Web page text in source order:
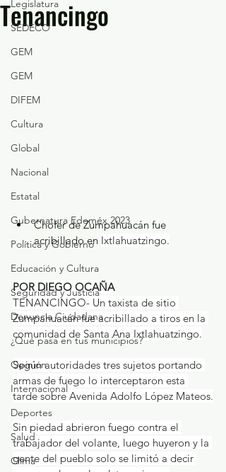
Legislatura
SEDECO
GEM
GEM
DIFEM
Cultura
Global
Nacional
Estatal
Gubernatura Edoméx 2023
Política y Gobierno
Educación y Cultura
Seguridad y Justicia
Denuncia Ciudadana
¿Qué pasa en tus municipios?
Opinión
Internacional
Deportes
Salud
Clima
Tenancingo
Chofer de Zumpahuacán fue
acribillado en Ixtlahuatzingo.
POR DIEGO OCAÑA
TENANCINGO- Un taxista de sitio
Zumpahuacán fue acribillado a tiros en la
comunidad de Santa Ana Ixtlahuatzingo.
Según autoridades tres sujetos portando
armas de fuego lo interceptaron esta
tarde sobre Avenida Adolfo López Mateos.
Sin piedad abrieron fuego contra el
trabajador del volante, luego huyeron y la
gente del pueblo solo se limitó a decir